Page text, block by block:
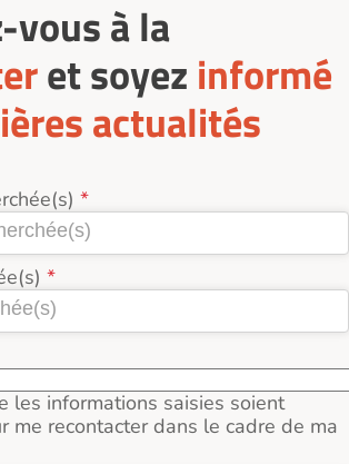
vous à la
et soyez informé
actualités
les informations saisies soient
me recontacter dans le cadre de ma